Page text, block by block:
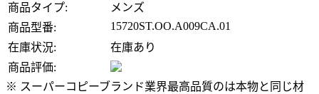
商品タイプ:
メンズ
商品型番:
15720ST.OO.A009CA.01
在庫状況:
在庫あり
商品評価:
※ スーパーコピーブランド業界最高品質のは本物と同じ材